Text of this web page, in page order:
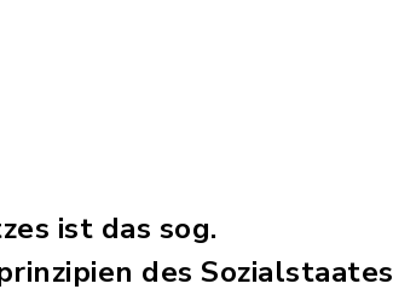
ist das sog.
des Sozialstaates